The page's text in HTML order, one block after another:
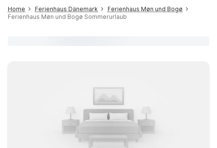
Home Ferienhaus Dänemark
Ferienhaus Møn und Bogø
Ferienhaus Møn und Bogø Sommerurlaub